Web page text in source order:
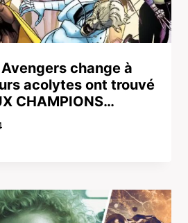
change à
acolytes ont trouvé
CHAMPIONS…